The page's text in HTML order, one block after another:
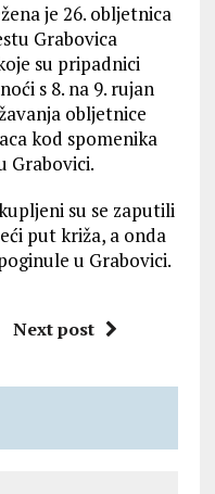
je 26. obljetnica
Grabovica
su pripadnici
s 8. na 9. rujan
obljetnice
kod spomenika
Grabovici.
su se zaputili
put križa, a onda
u Grabovici.
Next post